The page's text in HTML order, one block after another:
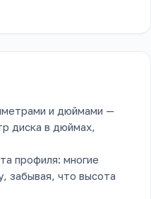
и дюймами —
диска в дюймах,
профиля: многие
забывая, что высота